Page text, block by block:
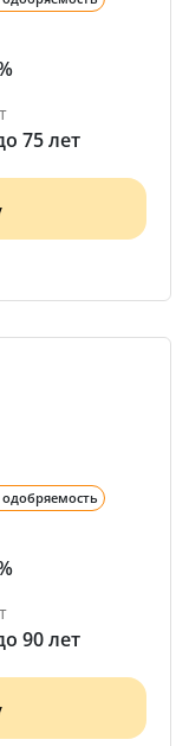
75 лет
одобряемость
90 лет